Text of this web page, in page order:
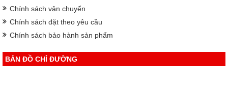
Chính sách vận chuyển
Chính sách đặt theo yêu cầu
Chính sách bảo hành sản phẩm
BẢN ĐỒ CHỈ ĐƯỜNG